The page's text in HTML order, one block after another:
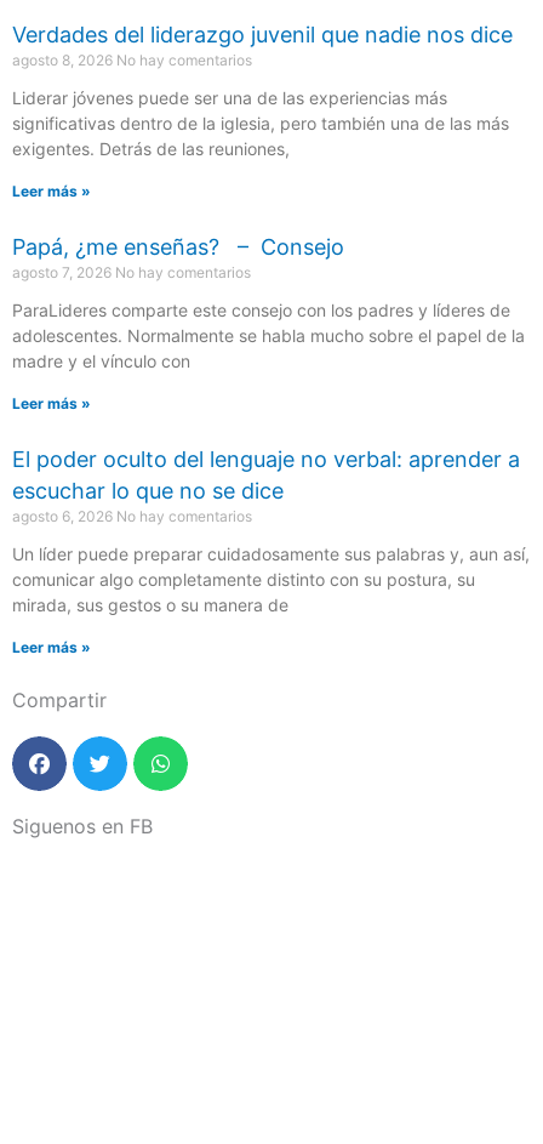
Verdades del liderazgo juvenil que nadie nos dice
agosto 8, 2026 No hay comentarios
Liderar jóvenes puede ser una de las experiencias más
significativas dentro de la iglesia, pero también una de las más
exigentes. Detrás de las reuniones,
Leer más »
Papá, ¿me enseñas? – Consejo
agosto 7, 2026 No hay comentarios
ParaLideres comparte este consejo con los padres y líderes de
adolescentes. Normalmente se habla mucho sobre el papel de la
madre y el vínculo con
Leer más »
El poder oculto del lenguaje no verbal: aprender a
escuchar lo que no se dice
agosto 6, 2026 No hay comentarios
Un líder puede preparar cuidadosamente sus palabras y, aun así,
comunicar algo completamente distinto con su postura, su
mirada, sus gestos o su manera de
Leer más »
Compartir
Siguenos en FB